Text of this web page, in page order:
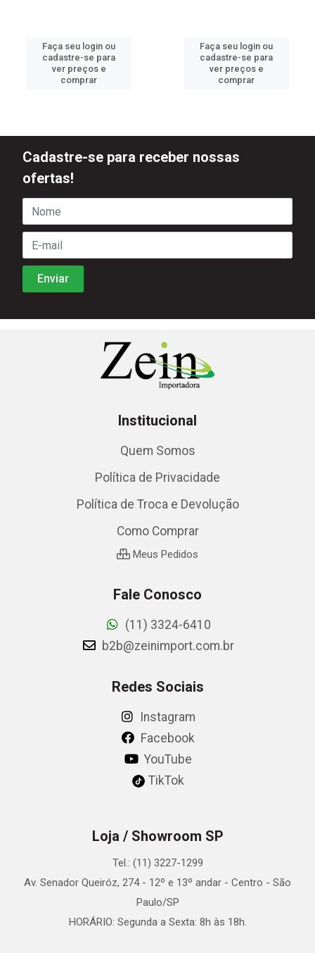
Faça seu login ou
cadastre-se para
ver preços e
comprar
Faça seu login ou
cadastre-se para
ver preços e
comprar
Cadastre-se para receber nossas
ofertas!
Institucional
Quem Somos
Política de Privacidade
Política de Troca e Devolução
Como Comprar
Meus Pedidos
Fale Conosco
(11) 3324-6410
b2b@zeinimport.com.br
Redes Sociais
Instagram
Facebook
YouTube
TikTok
Loja / Showroom SP
Tel.: (11) 3227-1299
Av. Senador Queiróz, 274 - 12º e 13º andar - Centro - São
Paulo/SP
HORÁRIO: Segunda a Sexta: 8h às 18h.